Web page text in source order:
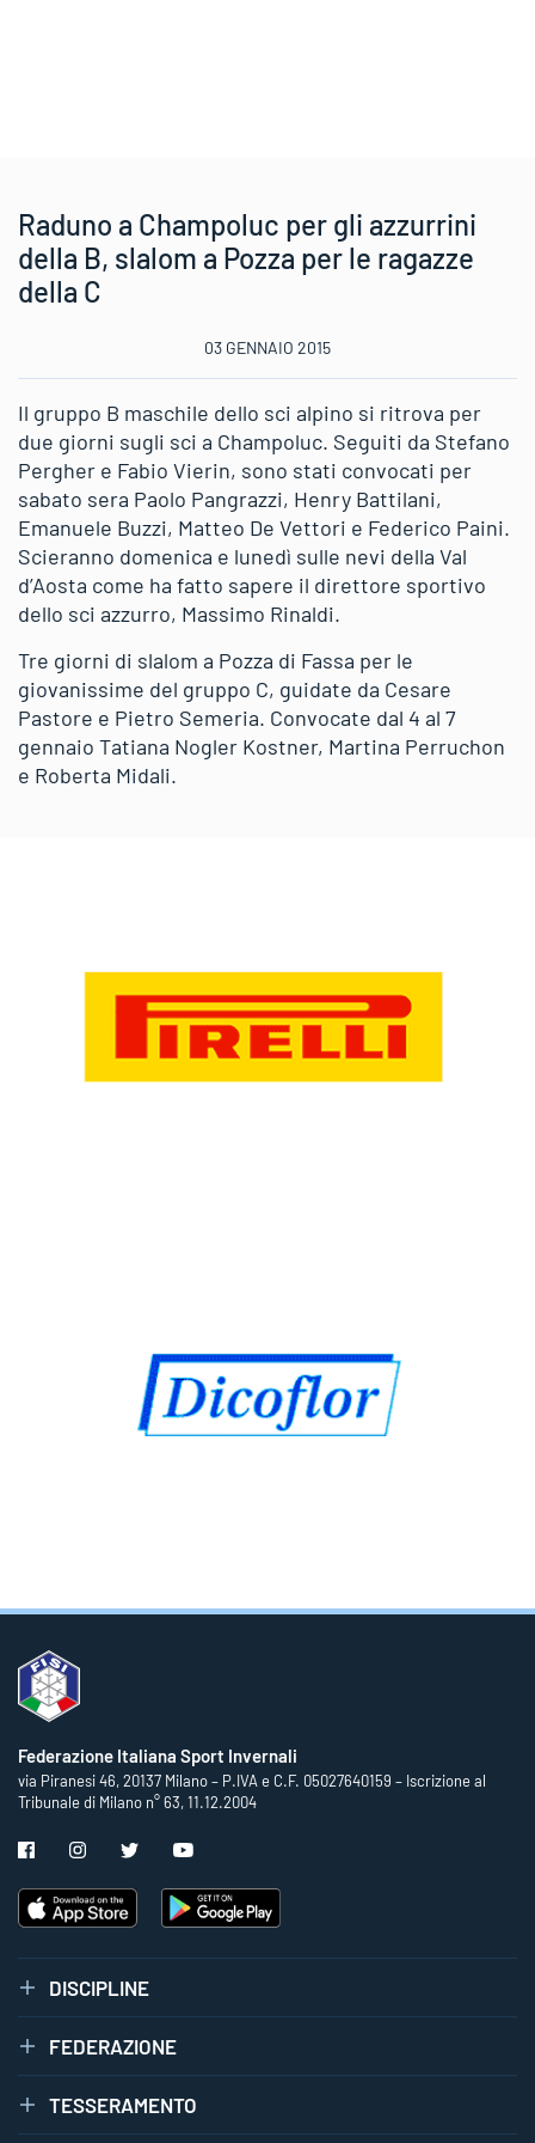
Raduno a Champoluc per gli azzurrini
della B, slalom a Pozza per le ragazze
della C
03 GENNAIO 2015
Il gruppo B maschile dello sci alpino si ritrova per
due giorni sugli sci a Champoluc. Seguiti da Stefano
Pergher e Fabio Vierin, sono stati convocati per
sabato sera Paolo Pangrazzi, Henry Battilani,
Emanuele Buzzi, Matteo De Vettori e Federico Paini.
Scieranno domenica e lunedì sulle nevi della Val
d’Aosta come ha fatto sapere il direttore sportivo
dello sci azzurro, Massimo Rinaldi.
Tre giorni di slalom a Pozza di Fassa per le
giovanissime del gruppo C, guidate da Cesare
Pastore e Pietro Semeria. Convocate dal 4 al 7
gennaio Tatiana Nogler Kostner, Martina Perruchon
e Roberta Midali.
Federazione Italiana Sport Invernali
via Piranesi 46, 20137 Milano – P.IVA e C.F. 05027640159 – Iscrizione al
Tribunale di Milano n° 63, 11.12.2004
DISCIPLINE
FEDERAZIONE
TESSERAMENTO